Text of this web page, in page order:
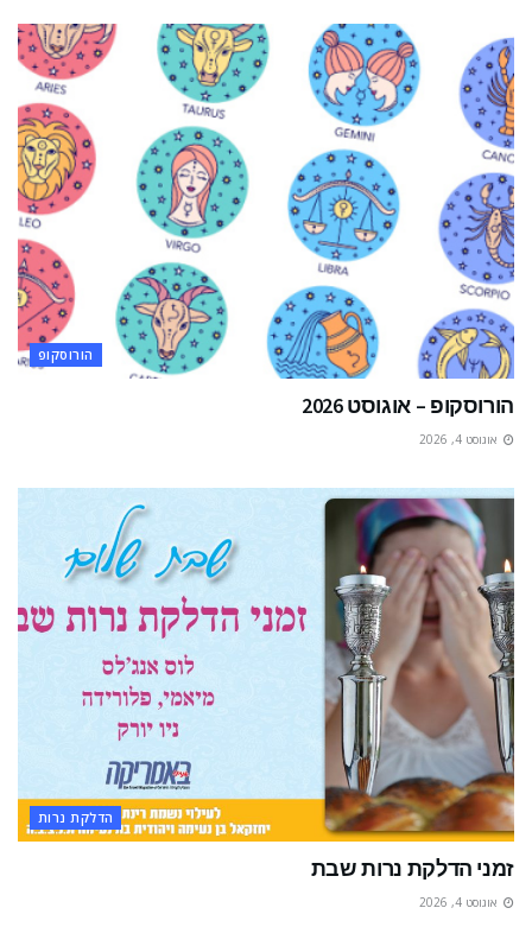
הורוסקופ
הורוסקופ – אוגוסט 2026
אוגוסט 4, 2026
הדלקת נרות
זמני הדלקת נרות שבת
אוגוסט 4, 2026